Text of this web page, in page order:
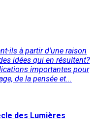
ils à partir d'une raison
idées qui en résultent?
importantes pour
de la pensée et...
des Lumières